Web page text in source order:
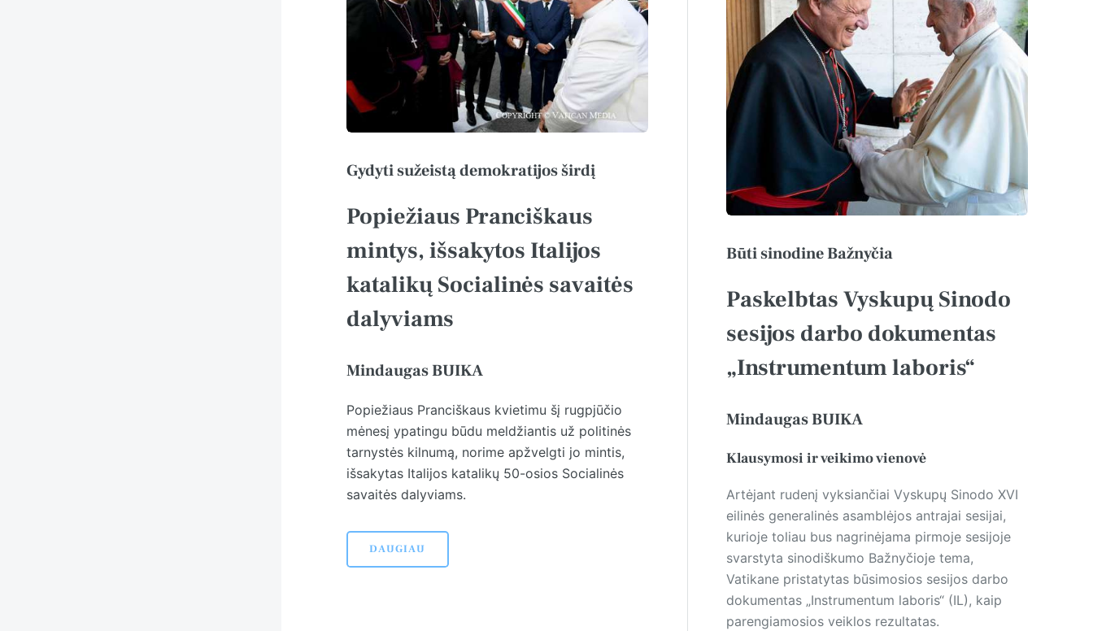
Gydyti sužeistą demokratijos širdį
Popiežiaus Pranciškaus
mintys, išsakytos Italijos
katalikų Socialinės savaitės
dalyviams
Mindaugas BUIKA
Popiežiaus Pranciškaus kvietimu šį rugpjūčio
mėnesį ypatingu būdu meldžiantis už politinės
tarnystės kilnumą, norime apžvelgti jo mintis,
išsakytas Italijos katalikų 50-osios Socialinės
savaitės dalyviams.
DAUGIAU
Būti sinodine Bažnyčia
Paskelbtas Vyskupų Sinodo
sesijos darbo dokumentas
„Instrumentum laboris“
Mindaugas BUIKA
Klausymosi ir veikimo vienovė
Artėjant rudenį vyksiančiai Vys­kupų Sinodo XVI
eilinės generalinės asamblėjos antrajai sesijai,
kurioje toliau bus nagrinėjama pirmoje sesijoje
svarstyta sinodiškumo Bažnyčioje tema,
Vatikane pristatytas būsimosios sesijos darbo
dokumentas „Instrumentum laboris“ (IL), kaip
parengiamosios veiklos rezultatas.